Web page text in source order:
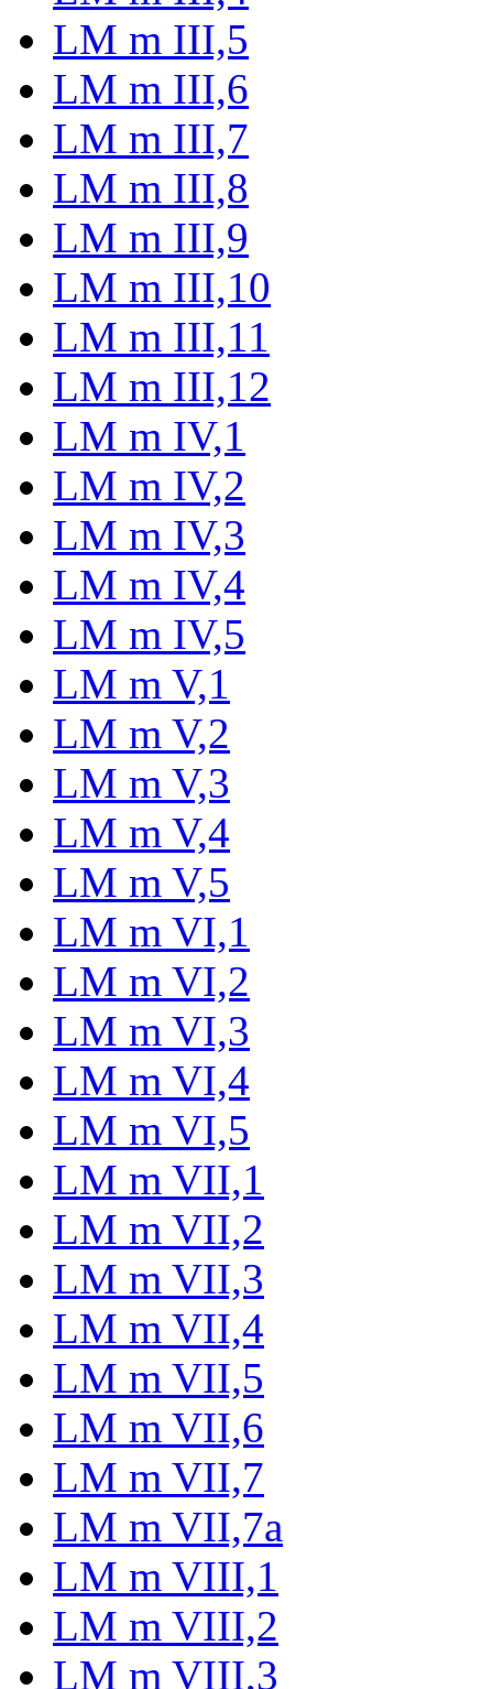
LM m III,5
LM m III,6
LM m III,7
LM m III,8
LM m III,9
LM m III,10
LM m III,11
LM m III,12
LM m IV,1
LM m IV,2
LM m IV,3
LM m IV,4
LM m IV,5
LM m V,1
LM m V,2
LM m V,3
LM m V,4
LM m V,5
LM m VI,1
LM m VI,2
LM m VI,3
LM m VI,4
LM m VI,5
LM m VII,1
LM m VII,2
LM m VII,3
LM m VII,4
LM m VII,5
LM m VII,6
LM m VII,7
LM m VII,7a
LM m VIII,1
LM m VIII,2
LM m VIII,3